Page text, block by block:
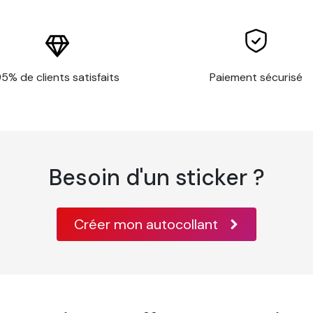
la méthode de test ISO 536
la méthode de test TAPPI T 425
de clients satisfaits Paiement sécurisé
Besoin d'un sticker ?
Créer mon autocollant